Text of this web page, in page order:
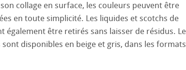
Rag
Pastel
collage en surface, les couleurs peuvent être
en toute simplicité. Les liquides et scotchs de
également être retirés sans laisser de résidus.
disponibles en beige et gris, dans les formats